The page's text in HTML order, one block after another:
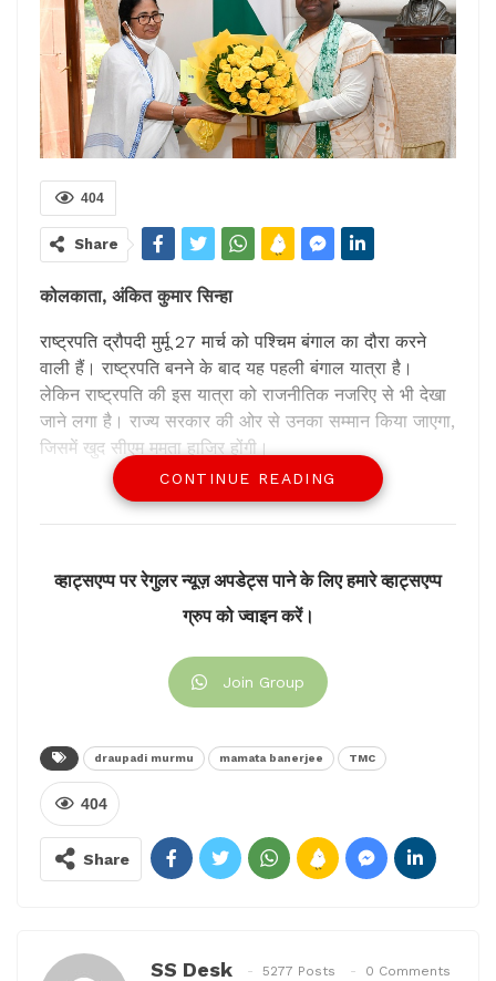
404
Share
कोलकाता, अंकित कुमार सिन्हा
राष्ट्रपति द्रौपदी मुर्मू 27 मार्च को पश्चिम बंगाल का दौरा करने
वाली हैं। राष्ट्रपति बनने के बाद यह पहली बंगाल यात्रा है।
लेकिन राष्ट्रपति की इस यात्रा को राजनीतिक नजरिए से भी देखा
जाने लगा है। राज्य सरकार की ओर से उनका सम्मान किया जाएगा,
जिसमें खुद सीएम ममता हाजिर होंगी।
छवि सुधारने का मौका
राजनीतिक पंडितों का मानना है कि राष्ट्रपति का आगमन ममता
बनर्जी के लिए मौका है, आदिवासियों के बीच अपनी छवि को सुधारने
फिर अगले साल लोकसभा के भी चुनाव हैं। बंगाल में कई सीटों पर
आदिवासी समुदाय अच्छे खासे अनुपात में हैं।
टीएमसी ने किया था मुर्मू का विरोध
जब द्रौपदी मुर्मू राष्ट्रपति के लिए नामांकित हुई थीं, उस वक्त
मुख्यमंत्री ममता बनर्जी के दल ने इनके पक्ष में अपना मत नहीं दिया
था। जबकि टीएमसी से ही राज्यसभा सांसद यशवंत सिन्हा द्रौपदी
मुर्मू के खिलाफ ताल ठोंक रहे थे। हार के बाद मुख्यमंत्री ने कहा था
CONTINUE READING
व्हाट्सएप्प पर रेगुलर न्यूज़ अपडेट्स पाने के लिए हमारे व्हाट्सएप्प
ग्रुप को ज्वाइन करें।
Join Group
draupadi murmu mamata banerjee TMC
404
Share
SS Desk 5277 Posts 0 Comments